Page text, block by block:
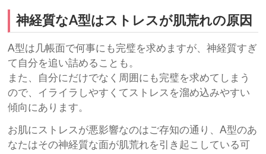
神経質なA型はストレスが肌荒れの原因
A型は几帳面で何事にも完璧を求めますが、神経質すぎ
て自分を追い詰めることも。
また、自分にだけでなく周囲にも完璧を求めてしまう
ので、イライラしやすくてストレスを溜め込みやすい
傾向にあります。
お肌にストレスが悪影響なのはご存知の通り、A型のあ
なたはその神経質な面が肌荒れを引き起こしている可